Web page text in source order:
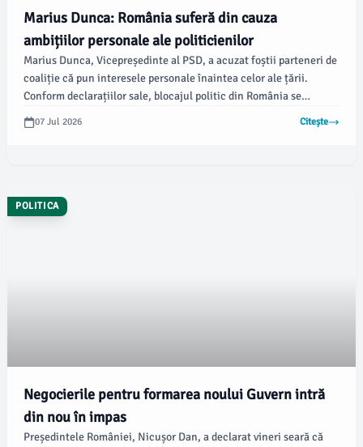
Marius Dunca: România suferă din cauza
ambițiilor personale ale politicienilor
Marius Dunca, Vicepreședinte al PSD, a acuzat foștii parteneri de
coaliție că pun interesele personale înaintea celor ale țării.
Conform declarațiilor sale, blocajul politic din România se
datorează interesului lor pentru repartizarea funcțiilor, în
detrimentul nevoilor cetățenilor.
07 Jul 2026 Citește
POLITICA
Negocierile pentru formarea noului Guvern intră
din nou în impas
Președintele României, Nicușor Dan, a declarat vineri seară că